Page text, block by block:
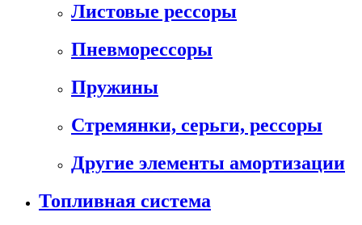
Листовые рессоры
Пневморессоры
Пружины
Стремянки, серьги, рессоры
Другие элементы амортизации
Топливная система